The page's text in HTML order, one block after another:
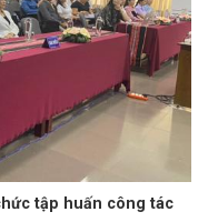
tập huấn công tác